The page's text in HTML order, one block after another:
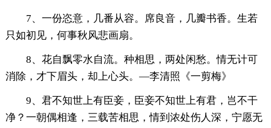
7、一份恣意，几番从容。席良音，几瓣书香。生若
只如初见，何事秋风悲画扇。
8、花自飘零水自流。种相思，两处闲愁。情无计可
消除，才下眉头，却上心头。—李清照《一剪梅》
9、君不知世上有臣妾，臣妾不知世上有君，岂不干
净？一朝偶相逢，三载苦相思，情到浓处伤人深，宁愿无